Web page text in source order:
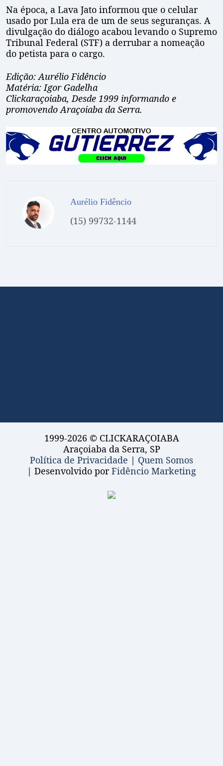
Na época, a Lava Jato informou que o celular
usado por Lula era de um de seus seguranças. A
divulgação do diálogo acabou levando o Supremo
Tribunal Federal (STF) a derrubar a nomeação
do petista para o cargo.
Edição: Aurélio Fidêncio
Matéria: Igor Gadelha
Clickaraçoiaba, Desde 1999 informando e
promovendo Araçoiaba da Serra.
Aurélio Fidêncio
(15) 99732-1144
1999-2026 © CLICKARAÇOIABA
Araçoiaba da Serra, SP
Política de Privacidade | Quem Somos
| Desenvolvido porFidêncio Marketing